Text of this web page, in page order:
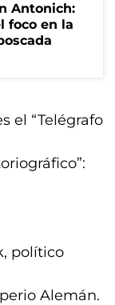
Antonich:
foco en la
el “Telégrafo
político
Alemán.